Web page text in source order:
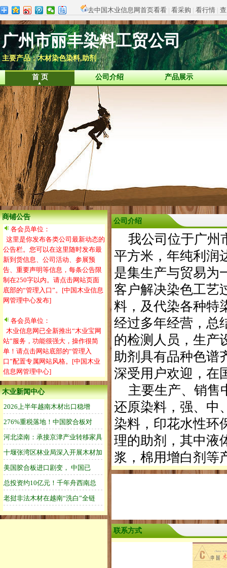
去中国木业信息网首页看看 | 看采购 | 看行情 |
广州市丽丰染料工贸公司
主要产品：木材染色染料,助剂
首 页 公司介绍 产品展示
商铺公告
各会员单位：
这里是你发布各类公司最新动态的
公告栏。您可以在这里随时发布最
新到货信息、公司活动、参展预
告、重要声明等信息，每条公告限
制在250字以内。请点击网站页面
底部的“管理入口”。[中国木业信息
网管理中心发布]
各会员单位：
木业信息网已全新推出“木业宝网
站”服务，功能很强大，操作很简
单！请点击网站底部的“管理入
口”配置专属网站风格。[中国木业
信息网管理中心]
木业新闻中心
公司介绍
我公司位于广州
平方米，年纯利润
是集生产与贸易为
客户解决染色工艺
料，及代染各种特
经过多年经营，总
的检测人员，生产
助剂具有品种色谱
深受用户欢迎，在
主要生产、销售
还原染料，强、中
染料，印花水性环
理的助剂，其中液
浆，棉用增白剂等
联系方式